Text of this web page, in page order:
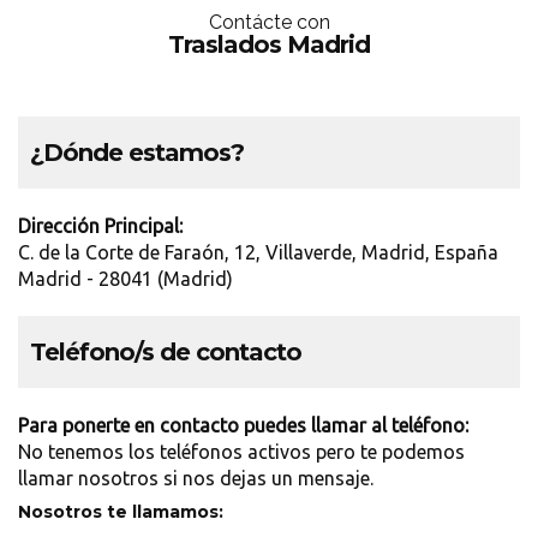
Contácte con
Traslados Madrid
¿Dónde estamos?
Dirección Principal:
C. de la Corte de Faraón, 12, Villaverde, Madrid, España
Madrid - 28041 (Madrid)
Teléfono/s de contacto
Para ponerte en contacto puedes llamar al teléfono:
No tenemos los teléfonos activos pero te podemos
llamar nosotros si nos dejas un mensaje.
Nosotros te llamamos: